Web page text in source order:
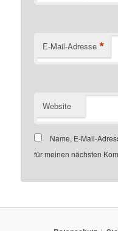
E-Mail-Adresse *
Website
Name, E-Mail-
für meinen nächsten